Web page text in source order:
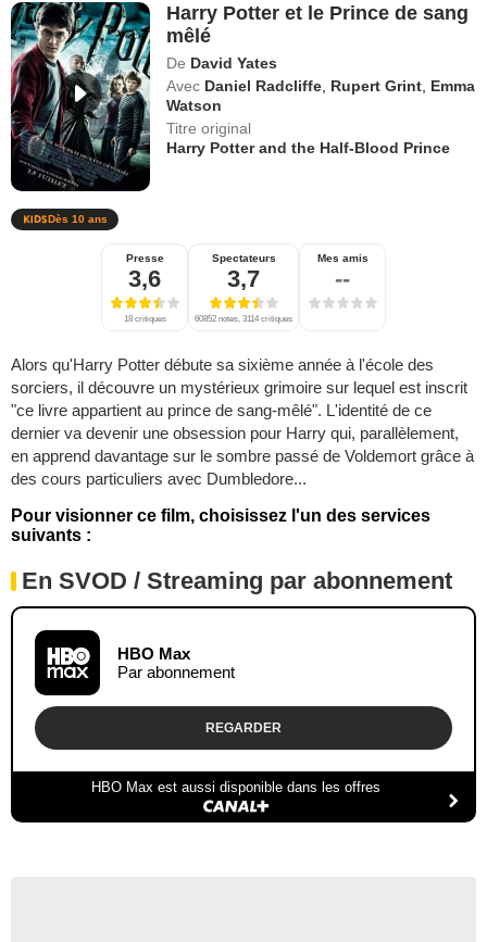
Harry Potter et le Prince de sang
mêlé
De David Yates
Avec Daniel Radcliffe Rupert Grint Emma
Watson
Titre original
Harry Potter and the Half-Blood Prince
Dès 10 ans
Presse
3,6
18 critiques
Spectateurs
3,7
60852 notes, 3114 critiques
Mes amis
--
Alors qu'Harry Potter débute sa sixième année à l'école des
sorciers, il découvre un mystérieux grimoire sur lequel est inscrit
"ce livre appartient au prince de sang-mêlé". L'identité de ce
dernier va devenir une obsession pour Harry qui, parallèlement,
en apprend davantage sur le sombre passé de Voldemort grâce à
des cours particuliers avec Dumbledore...
Pour visionner ce film, choisissez l'un des services
suivants :
En SVOD / Streaming par abonnement
HBO Max
Par abonnement
REGARDER
HBO Max est aussi disponible dans les offres